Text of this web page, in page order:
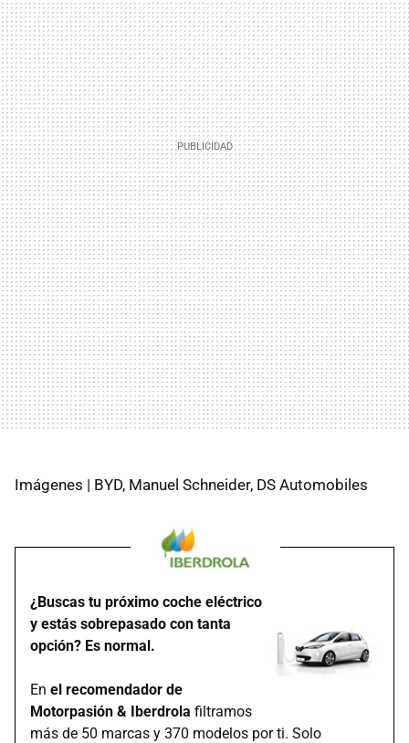
Imágenes | BYD, Manuel Schneider, DS Automobiles
¿Buscas tu próximo coche eléctrico
y estás sobrepasado con tanta
opción? Es normal.
En el recomendador de
Motorpasión & Iberdrola filtramos
más de 50 marcas y 370 modelos por ti. Solo